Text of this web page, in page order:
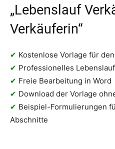
„Lebenslauf
Verkäuferin“
✔ Kostenlose Vorlage für
✔ Professionelles
✔ Freie Bearbeitung in Word
✔ Download der Vorlage
✔ Beispiel-Formulierungen
Abschnitte